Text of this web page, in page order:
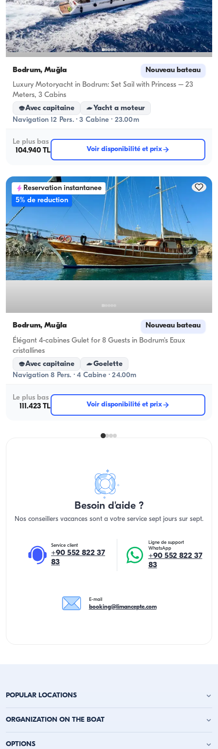
Bodrum, Muğla Nouveau bateau
Luxury Motoryacht in Bodrum: Set Sail with Princess – 23
Meters, 3 Cabins
Avec capitaine
Yacht a moteur
Navigation 12 Pers. · 3 Cabine · 23.00m
Le plus bas
104.940 TL
Voir disponibilité et prix
Reservation instantanee
5% de reduction
Bodrum, Muğla Nouveau bateau
Élégant 4-cabines Gulet for 8 Guests in Bodrum's Eaux
cristallines
Avec capitaine
Goelette
Navigation 8 Pers. · 4 Cabine · 24.00m
Le plus bas
111.423 TL
Voir disponibilité et prix
Besoin d'aide ?
Nos conseillers vacances sont a votre service sept jours sur sept.
Service client
+90 552 822 37
83
Ligne de support
WhatsApp
+90 552 822 37
83
E-mail
booking@limancepte.com
POPULAR LOCATIONS
Location de yacht à Antalya
Location de yacht à Kaş
ORGANIZATION ON THE BOAT
Fête d'anniversaire sur le yacht
OPTIONS